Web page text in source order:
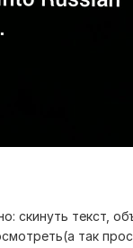
скинуть текст,
так